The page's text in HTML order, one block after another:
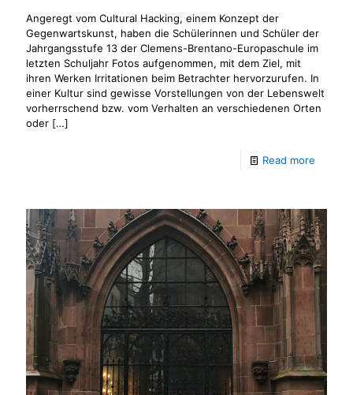
Angeregt vom Cultural Hacking, einem Konzept der
Gegenwartskunst, haben die Schülerinnen und Schüler der
Jahrgangsstufe 13 der Clemens-Brentano-Europaschule im
letzten Schuljahr Fotos aufgenommen, mit dem Ziel, mit
ihren Werken Irritationen beim Betrachter hervorzurufen. In
einer Kultur sind gewisse Vorstellungen von der Lebenswelt
vorherrschend bzw. vom Verhalten an verschiedenen Orten
oder […]
Read more